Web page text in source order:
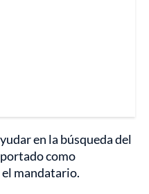
en la búsqueda del
como
mandatario.